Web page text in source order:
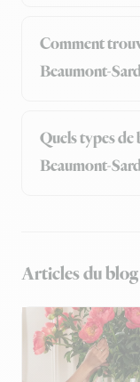
Comment
Beaumont-
Quels types
Beaumont-
Articles du